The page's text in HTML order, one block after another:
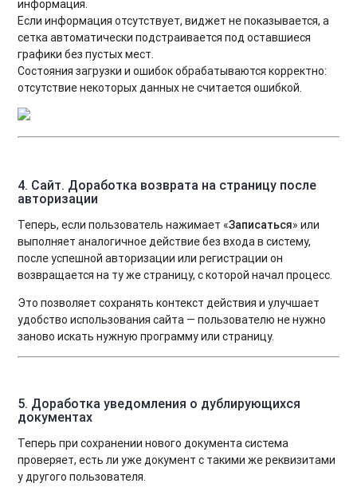
информация.
Если информация отсутствует, виджет не показывается, а
сетка автоматически подстраивается под оставшиеся
графики без пустых мест.
Состояния загрузки и ошибок обрабатываются корректно:
отсутствие некоторых данных не считается ошибкой.
4. Сайт. Доработка возврата на страницу после
авторизации
Теперь, если пользователь нажимает «Записаться» или
выполняет аналогичное действие без входа в систему,
после успешной авторизации или регистрации он
возвращается на ту же страницу, с которой начал процесс.
Это позволяет сохранять контекст действия и улучшает
удобство использования сайта — пользователю не нужно
заново искать нужную программу или страницу.
5. Доработка уведомления о дублирующихся
документах
Теперь при сохранении нового документа система
проверяет, есть ли уже документ с такими же реквизитами
у другого пользователя.